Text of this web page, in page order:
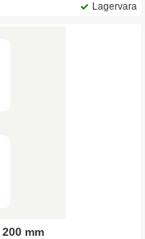
Lagervara
mm